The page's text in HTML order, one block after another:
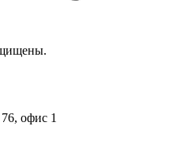
офис 1